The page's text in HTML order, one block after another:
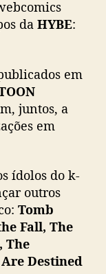
l
o
d
i
c
a
d
c
o
t
e
ú
d
da HYBE:
em
juntos, a
em
ídolos do k-
outros
Tomb
Fall, The
The
Destined